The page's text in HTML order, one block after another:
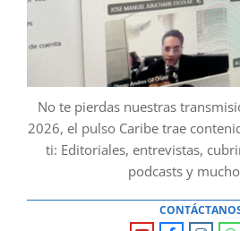
No te pierdas nuestras
2026, el pulso Caribe trae
ti: Editoriales, entrevistas,
podcasts y